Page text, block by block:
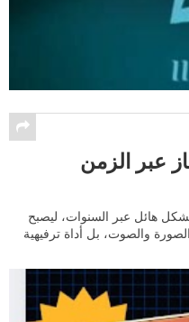
عبر الزمن
هائل عبر السنوات، ليصبح
والصوت، بل أداة ترفيهية